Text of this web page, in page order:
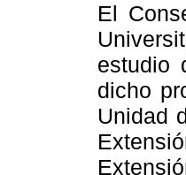
El
estudio
dicho
Unidad